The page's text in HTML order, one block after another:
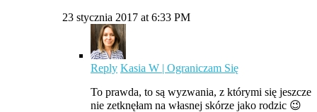
23 stycznia 2017 at 6:33 PM
Reply Kasia W | Ograniczam Się
To prawda, to są wyzwania, z którymi się jeszcze
nie zetknęłam na własnej skórze jako rodzic 😉